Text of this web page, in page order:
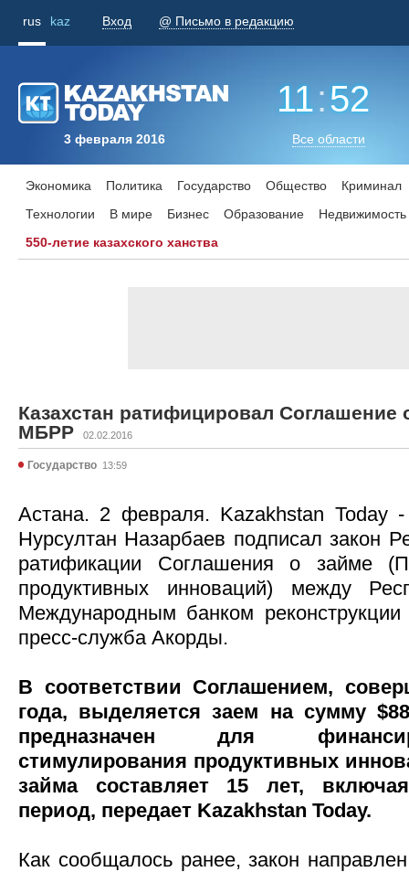
rus kaz Вход @ Письмо в редакцию
3 февраля 2016
11:52
Все области
Экономика Политика Государство Общество
Криминал
Технологии
В мире Бизнес Образование
Недвижимость
550-летие казахского ханства
Казахстан ратифицировал
МБРР
02.02.2016
Государство 13:59
Астана. 2 февраля. Kazakhstan Today -
Нурсултан Назарбаев подписал закон
ратификации Соглашения о займе
продуктивных инноваций) между
Международным банком
пресс-служба Акорды.
В соответствии Соглашением,
года, выделяется заем на сумму
предназначен для
стимулирования продуктивных
займа составляет 15 лет,
период, передает Kazakhstan Today.
Как сообщалось ранее, закон